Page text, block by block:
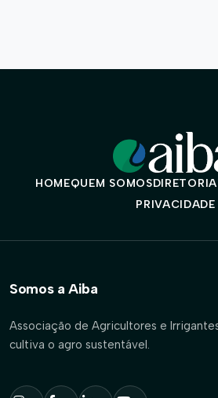
HOMEQUEM SOMOSDIRETORIA
PRIVACIDADE
Somos a Aiba
Associação de Agricultores e
cultiva o agro sustentável.